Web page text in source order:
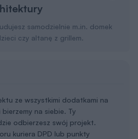
samodzielnie m.in. domek
czy altanę z grillem.
ze wszystkimi dodatkami na
na siebie. Ty
odbierzesz swój projekt.
kuriera DPD lub punkty